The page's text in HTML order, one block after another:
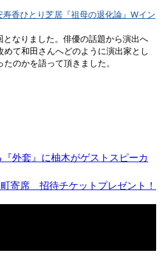
寿香ひとり芝居『祖母の退化論』Wイン
なりました。俳優の話題から演出へ
て和田さんへどのように演出家とし
のかを語って頂きました。
外套』に柚木がゲストスピーカ
寄席 招待チケットプレゼント！